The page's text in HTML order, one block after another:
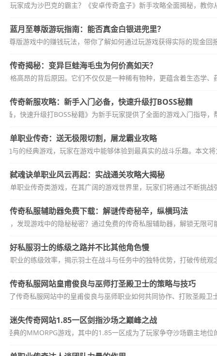
玩家成为沙巴克的霸主？《安卓传奇盒子》新手攻略全面揭秘，教
蓝月至尊版游玩指南：能否真金白银进兜里？
尊版游戏中的赚钱玩法，带你了解如何通过玩游戏获得实际的现金
传奇揭秘：变异巨蛙海毛虫为何价高如天？
格高昂的背后原因。它们不仅仅是一种稀有物种，更蕴含着生态学
传奇新服攻略：新手入门必备，快速升级打BOSS秘籍
备，快速升级打BOSS秘籍》为新手玩家提供了全面的游戏入门指导
单职业传奇：送无极限切割，屠龙霸业攻略
血与的经典游戏，玩家在游戏中能够体验到最真实的战斗乐趣。本文
弑魂诀单职业风云再起：实战通关攻略大揭秘
单职业传奇类游戏，在其广阔的游戏世界里，玩家们将通过不断挑
传奇私服辅助器免费下载：解谜传奇秘辛，纵横玛法
局，发现游戏中的隐秘秘密？通过免费的传奇私服辅助器，解锁无限
好私服羽士的练级之路并不比其他角色慢
职业的练级效率，揭示羽士在战斗与任务中的独特优势，打破传统
传奇私服网站皇甫俊良与巫师打圣殿卫士的策略与技巧
绍了传奇私服网站中的皇甫俊良与巫师职业如何共同协作、打败圣殿
迷失传奇网站1.85一区剑指沙场之巅峰之战
经典的MMORPG游戏，其中的1.85一区成为了玩家争夺沙场霸主地